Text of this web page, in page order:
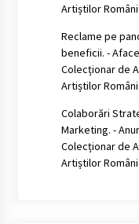
Artiștilor Români
Reclame pe
beneficii. -
Colecționar de
Artiștilor Români
Colaborări
Marketing. -
Colecționar de
Artiștilor Români